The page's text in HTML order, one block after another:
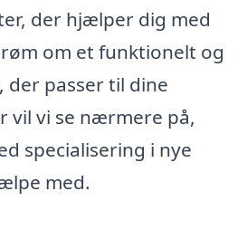
der hjælper dig med
om et funktionelt og
passer til dine
vil vi se nærmere på,
specialisering i nye
med.